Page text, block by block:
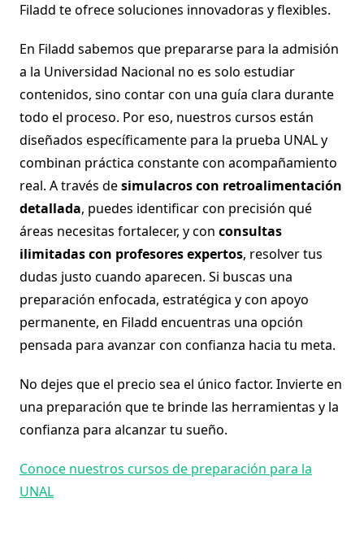
Filadd te ofrece soluciones innovadoras y flexibles.
En Filadd sabemos que prepararse para la admisión
a la Universidad Nacional no es solo estudiar
contenidos, sino contar con una guía clara durante
todo el proceso. Por eso, nuestros cursos están
diseñados específicamente para la prueba UNAL y
combinan práctica constante con acompañamiento
real. A través desimulacros con retroalimentación
detallada, puedes identificar con precisión qué
áreas necesitas fortalecer, y con consultas
ilimitadas con profesores expertos, resolver tus
dudas justo cuando aparecen. Si buscas una
preparación enfocada, estratégica y con apoyo
permanente, en Filadd encuentras una opción
pensada para avanzar con confianza hacia tu meta.
No dejes que el precio sea el único factor. Invierte en
una preparación que te brinde las herramientas y la
confianza para alcanzar tu sueño.
Conoce nuestros cursos de preparación para la
UNAL